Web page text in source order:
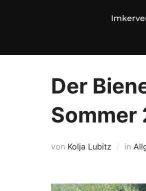
Der
Sommer
von Kolja Lubitz in